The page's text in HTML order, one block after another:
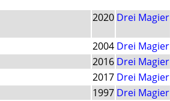
2020 Drei Magier
2004 Drei Magier
2016 Drei Magier
2017 Drei Magier
1997 Drei Magier